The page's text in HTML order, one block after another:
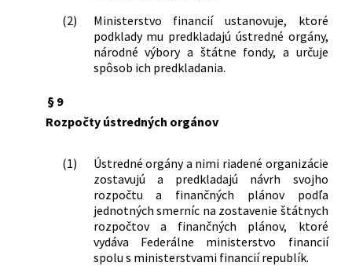
(2)
Ministerstvo financií ustanovuje, ktoré
podklady mu predkladajú ústredné orgány,
národné výbory a štátne fondy, a určuje
spôsob ich predkladania.
§ 9
Rozpočty ústredných orgánov
(1)
Ústredné orgány a nimi riadené organizácie
zostavujú a predkladajú návrh svojho
rozpočtu a finančných plánov podľa
jednotných smerníc na zostavenie štátnych
rozpočtov a finančných plánov, ktoré
vydáva Federálne ministerstvo financií
spolu s ministerstvami financií republík.